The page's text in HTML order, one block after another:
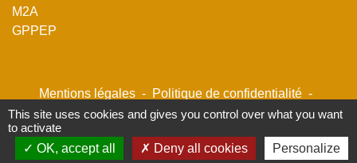
M2A
GPPEP
Mentions légales - Politique de confidentialité -
Accessibilité - Plan du site - Gestion des cookies
Site créé en partenariat avec Réseau des Communes
This site uses cookies and gives you control over what you want
to activate
OK, accept all
Deny all cookies Personalize